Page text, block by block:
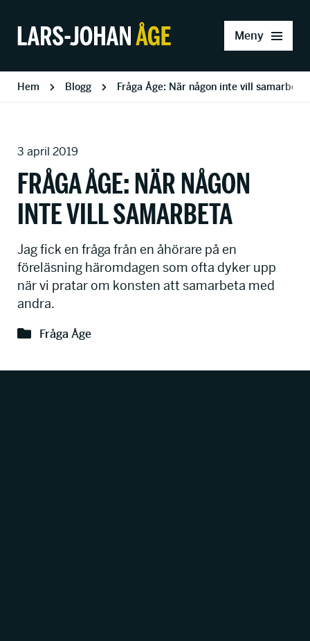
Meny
Hem Blogg Fråga Åge: När någon inte vill samarbeta
3 april 2019
FRÅGA ÅGE: NÄR NÅGON
INTE VILL SAMARBETA
Jag fick en fråga från en åhörare på en
föreläsning häromdagen som ofta dyker upp
när vi pratar om konsten att samarbeta med
andra.
Fråga Åge